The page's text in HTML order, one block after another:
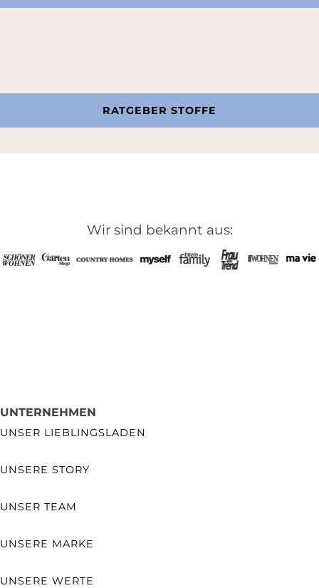
RATGEBER STOFFE
Wir sind bekannt aus:
UNTERNEHMEN
UNSER LIEBLINGSLADEN
UNSERE STORY
UNSER TEAM
UNSERE MARKE
UNSERE WERTE